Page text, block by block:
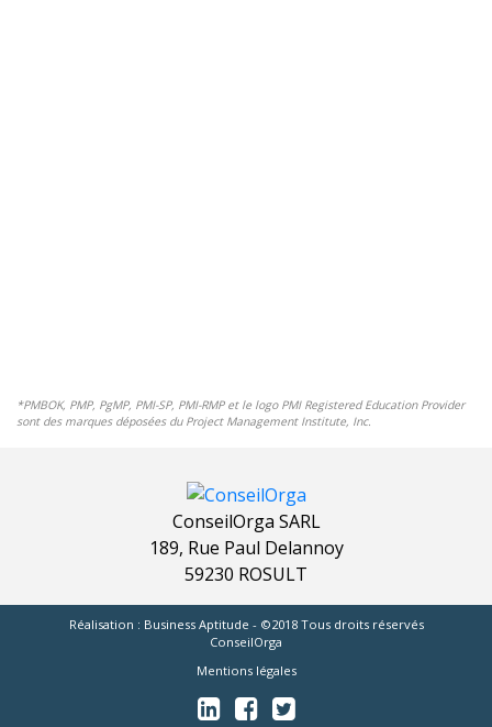
​​​*PMBOK, PMP, PgMP, PMI-SP, PMI-RMP et le logo PMI Registered Education Provider
sont des marques déposées du Project Management Institute, Inc.​​
ConseilOrga SARL
189, Rue Paul Delannoy
59230 ROSULT
Réalisation : Business Aptitude - ©2018 Tous droits réservés
ConseilOrga
Mentions légales